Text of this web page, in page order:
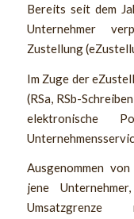
Bereits seit dem
Unternehmer
Zustellung
Im Zuge der
(RSa, RSb-
elektronische
Ausgenommen
jene